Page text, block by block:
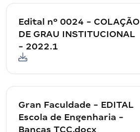
Edital nº 0024 - COLAÇÃO
DE GRAU INSTITUCIONAL
- 2022.1
Gran Faculdade - EDITAL
Escola de Engenharia -
Bancas TCC.docx